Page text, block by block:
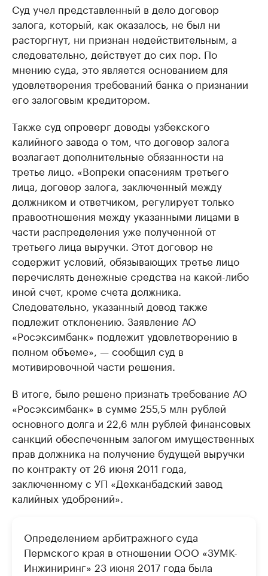
Суд учел представленный в дело договор
залога, который, как оказалось, не был ни
расторгнут, ни признан недействительным, а
следовательно, действует до сих пор. По
мнению суда, это является основанием для
удовлетворения требований банка о признании
его залоговым кредитором.
Также суд опроверг доводы узбекского
калийного завода о том, что договор залога
возлагает дополнительные обязанности на
третье лицо. «Вопреки опасениям третьего
лица, договор залога, заключенный между
должником и ответчиком, регулирует только
правоотношения между указанными лицами в
части распределения уже полученной от
третьего лица выручки. Этот договор не
содержит условий, обязывающих третье лицо
перечислять денежные средства на какой-либо
иной счет, кроме счета должника.
Следовательно, указанный довод также
подлежит отклонению. Заявление АО
«Росэксимбанк» подлежит удовлетворению в
полном объеме», — сообщил суд в
мотивировочной части решения.
В итоге, было решено признать требование АО
«Росэксимбанк» в сумме 255,5 млн рублей
основного долга и 22,6 млн рублей финансовых
санкций обеспеченным залогом имущественных
прав должника на получение будущей выручки
по контракту от 26 июня 2011 года,
заключенному с УП «Дехканбадский завод
калийных удобрений».
Определением арбитражного суда
Пермского края в отношении ООО «ЗУМК-
Инжиниринг» 23 июня 2017 года была